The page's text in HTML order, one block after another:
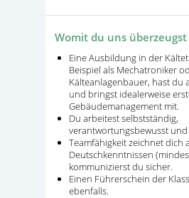
Womit du uns überzeugst
Eine Ausbildung in der
Beispiel als Mechatroniker
Kälteanlagenbauer, hast du
und bringst idealerweise
Gebäudemanagement mit.
Du arbeitest selbstständig,
verantwortungsbewusst
Teamfähigkeit zeichnet dich
Deutschkenntnissen
kommunizierst du sicher.
Einen Führerschein der
ebenfalls.